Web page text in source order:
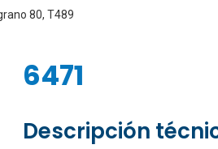
80, T489
6471
Descripción